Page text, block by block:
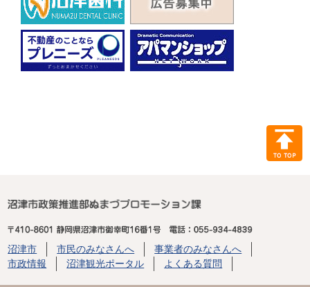
沼津市 市民のみなさんへ
事業者のみなさんへ
市政情報
沼津観光ポータル よくある質問